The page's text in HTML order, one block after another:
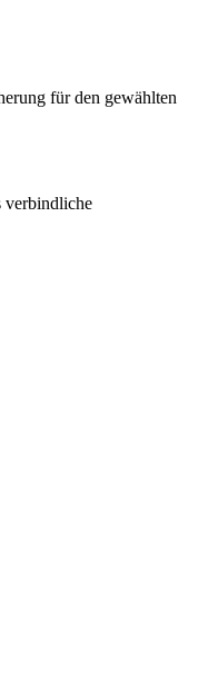
für den gewählten
verbindliche